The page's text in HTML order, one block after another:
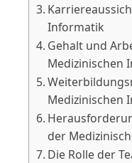
Informatik
Gehalt und
Medizinischen
Medizinischen
der
Die Rolle der